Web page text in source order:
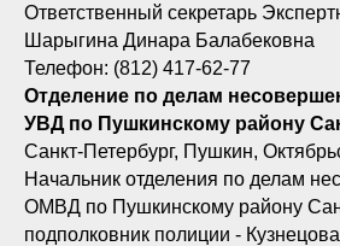
Ответственный секретарь
Шарыгина Динара Балабековна
Телефон: (812) 417-62-77
Отделение по делам
УВД по Пушкинскому району
Санкт-Петербург, Пушкин,
Начальник отделения по делам
ОМВД по Пушкинскому району
подполковник полиции -